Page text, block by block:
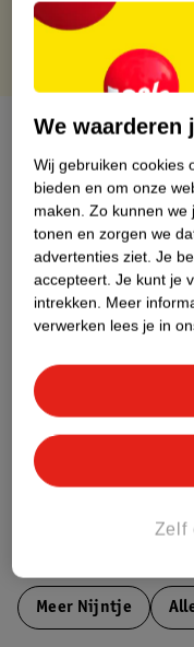
Over dit product
Productinformatie
Etiketinformatie
Nature Impact
Bestel &
Meer Nijntje
We waarderen
Wij gebruiken cookies
bieden en om onze
maken. Zo kunnen we
tonen en zorgen we
advertenties ziet. Je
accepteert. Je kunt je
intrekken. Meer
verwerken lees je in
Zelf